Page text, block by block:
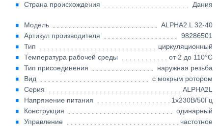
Страна происхождения
Дания
Модель
ALPHA2 L 32-40
Артикул производителя
98286501
Тип
циркуляционный
Температура рабочей среды
от 2 до 110°C
Тип присоединения
наружная резьба
Вид
с мокрым ротором
Серия
ALPHA2L
Напряжение питания
1х230В/50Гц
Конструкция
одинарный
Управление
частотное